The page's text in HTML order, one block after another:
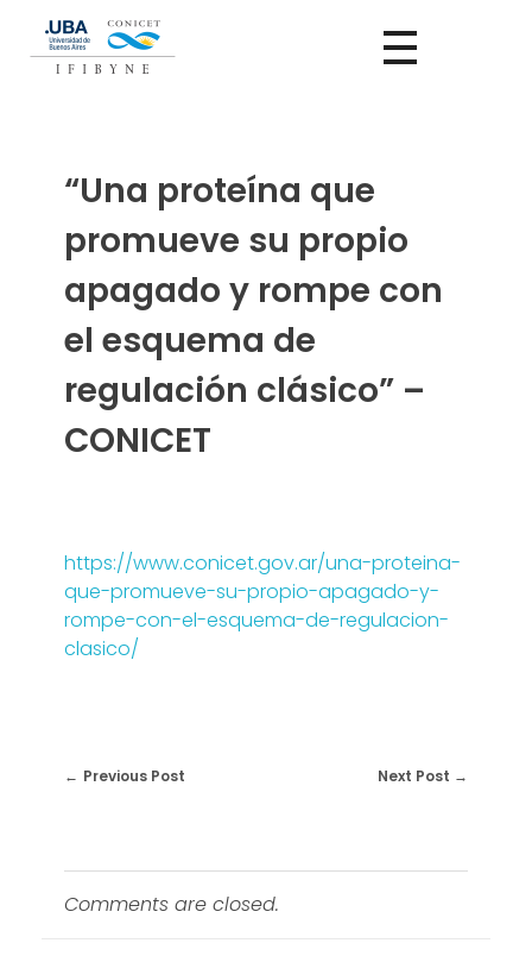
“Una proteína que
promueve su propio
apagado y rompe con
el esquema de
regulación clásico” –
CONICET
https://www.conicet.gov.ar/una-proteina-
que-promueve-su-propio-apagado-y-
rompe-con-el-esquema-de-regulacion-
clasico/
Previous Post Next Post
Comments are closed.